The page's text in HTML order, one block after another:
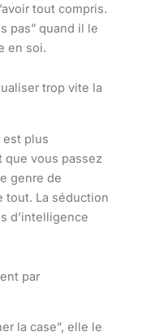
tout compris.
pas” quand il le
en soi.
trop vite la
est plus
que vous passez
genre de
tout. La séduction
d’intelligence
par
la case”, elle le